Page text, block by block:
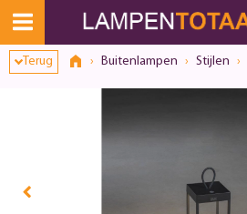
Terug Buitenlampen Stijlen
Toestemmingsvenster geopend